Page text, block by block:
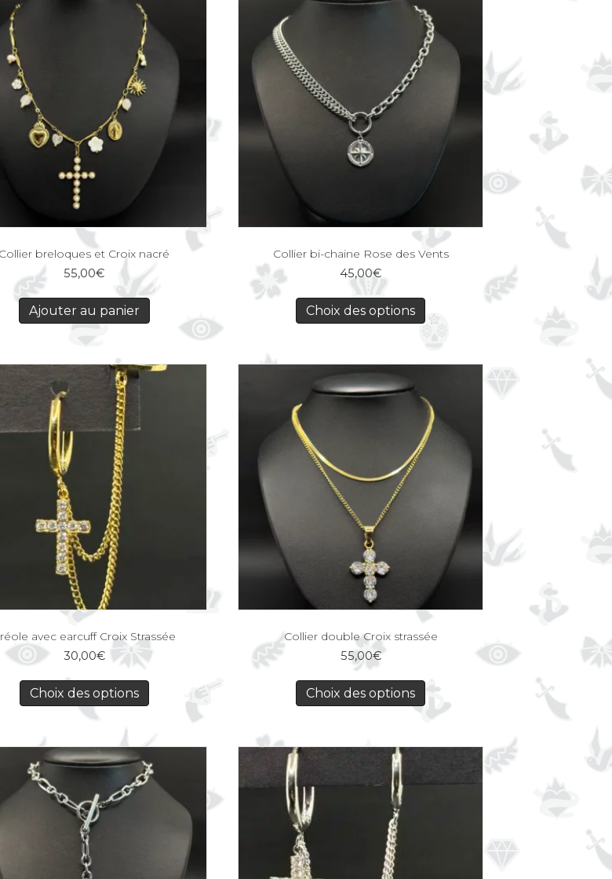
Collier breloques et Croix nacré
55,00€
Ajouter au panier
Collier bi-chaine Rose des Vents
45,00€
Choix des options
avec earcuff Croix Strassée
30,00€
Choix des options
Collier double Croix strassée
55,00€
Choix des options